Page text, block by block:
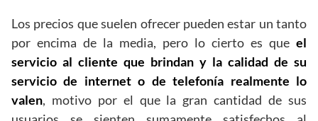
Los precios que suelen ofrecer pueden estar un tanto
por encima de la media, pero lo cierto es que el
servicio al cliente que brindan y la calidad de su
servicio de internet o de telefonía realmente lo
valen, motivo por el que la gran cantidad de sus